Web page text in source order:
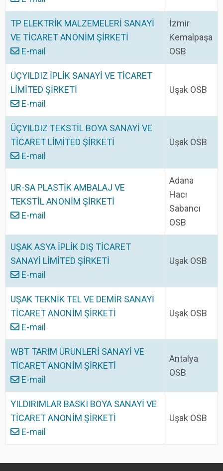
TP ELEKTRİK MALZEMELERİ SANAYİ
VE TİCARET ANONİM ŞİRKETİ
E-mail
İzmir
Kemalpaşa
OSB
ÜÇYILDIZ İPLİK SANAYİ VE TİCARET
LİMİTED ŞİRKETİ
E-mail
Uşak OSB
ÜÇYILDIZ TEKSTİL BOYA SANAYİ VE
TİCARET LİMİTED ŞİRKETİ
E-mail
Uşak OSB
UR-SA PLASTİK AMBALAJ VE
TEKSTİL ANONİM ŞİRKETİ
E-mail
Adana
Hacı
Sabancı
OSB
UŞAK ASYA İPLİK DIŞ TİCARET
SANAYİ LİMİTED ŞİRKETİ
E-mail
Uşak OSB
UŞAK TEKNİK TEL VE DEMİR SANAYİ
TİCARET ANONİM ŞİRKETİ
E-mail
Uşak OSB
WBT TARIM ÜRÜNLERİ SANAYİ VE
TİCARET ANONİM ŞİRKETİ
E-mail
Antalya
OSB
YILDIRIMLAR BASKI BOYA SANAYİ VE
TİCARET ANONİM ŞİRKETİ
E-mail
Uşak OSB